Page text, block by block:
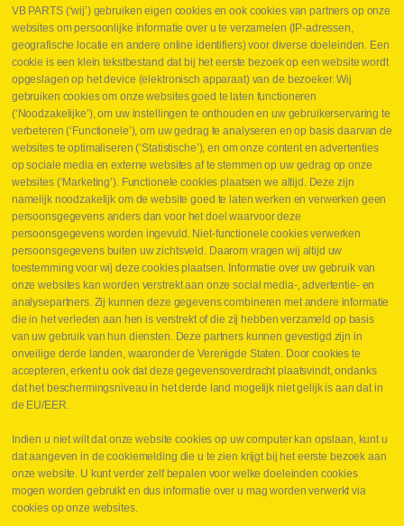
Webshop
Nieuws
Jobs
Contact
Leveringen
Drukcontrole set
Persmaten
Herstellen cilinders
Hoe opmeten?
Hydrogroepen
Hydraulische slangen
Contact VB Parts
Abraham Hansstraat 7 ,B-8800 Roeselare
Tel. +32 (0)51 24 06 05
E-mail info@vbparts.be
⏳ Laatste maand Webtec-promotie!
⏳ Laatste kans voor onze promo
snelkoppelingen!
1 juni 2026
VB PARTS (‘wij’) gebruiken eigen cookies en ook cookies van partners op onze
websites om persoonlijke informatie over u te verzamelen (IP-adressen,
geografische locatie en andere online identifiers) voor diverse doeleinden. Een
cookie is een klein tekstbestand dat bij het eerste bezoek op een website wordt
opgeslagen op het device (elektronisch apparaat) van de bezoeker. Wij
gebruiken cookies om onze websites goed te laten functioneren
(‘Noodzakelijke’), om uw instellingen te onthouden en uw gebruikerservaring te
verbeteren (‘Functionele’), om uw gedrag te analyseren en op basis daarvan de
websites te optimaliseren (‘Statistische’), en om onze content en advertenties
op sociale media en externe websites af te stemmen op uw gedrag op onze
websites (‘Marketing’). Functionele cookies plaatsen we altijd. Deze zijn
namelijk noodzakelijk om de website goed te laten werken en verwerken geen
persoonsgegevens anders dan voor het doel waarvoor deze
persoonsgegevens worden ingevuld. Niet-functionele cookies verwerken
persoonsgegevens buiten uw zichtsveld. Daarom vragen wij altijd uw
toestemming voor wij deze cookies plaatsen. Informatie over uw gebruik van
onze websites kan worden verstrekt aan onze social media-, advertentie- en
analysepartners. Zij kunnen deze gegevens combineren met andere informatie
die in het verleden aan hen is verstrekt of die zij hebben verzameld op basis
van uw gebruik van hun diensten. Deze partners kunnen gevestigd zijn in
onveilige derde landen, waaronder de Verenigde Staten. Door cookies te
accepteren, erkent u ook dat deze gegevensoverdracht plaatsvindt, ondanks
dat het beschermingsniveau in het derde land mogelijk niet gelijk is aan dat in
de EU/EER.
Indien u niet wilt dat onze website cookies op uw computer kan opslaan, kunt u
dat aangeven in de cookiemelding die u te zien krijgt bij het eerste bezoek aan
onze website. U kunt verder zelf bepalen voor welke doeleinden cookies
mogen worden gebruikt en dus informatie over u mag worden verwerkt via
cookies op onze websites.